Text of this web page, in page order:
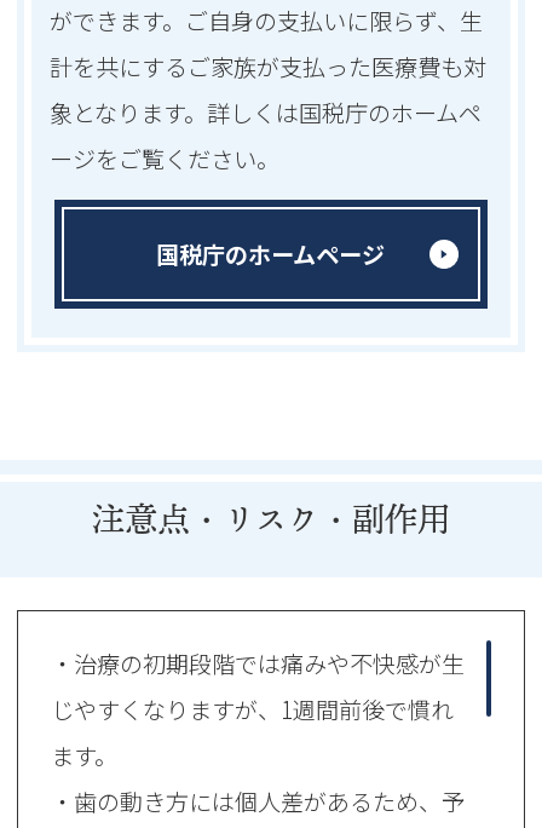
ができます。ご自身の支払いに限らず、生
計を共にするご家族が支払った医療費も対
象となります。詳しくは国税庁のホームペ
ージをご覧ください。
国税庁のホームページ
注意点・リスク・副作用
・治療の初期段階では痛みや不快感が生
じやすくなりますが、1週間前後で慣れ
ます。
・歯の動き方には個人差があるため、予